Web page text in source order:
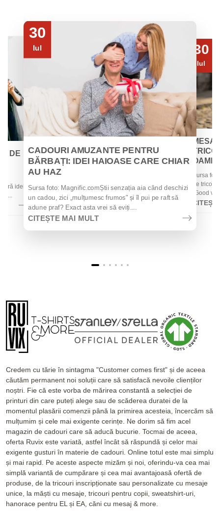
DE
idei
la...
30
Iul
CADOURI AMUZANTE PENTRU
BĂRBAȚI: IDEI HAIOASE CARE CHIAR
AU HAZ
Sursa foto: Magnific.comȘtii senzația aia când deschizi
un cadou, zici „mulțumesc frumos" și îl pui pe raft să
adune praf? Exact asta vrei să eviți....
CITEȘTE MAI MULT
30
Iul
Sursa
de
„Good
Credem cu tărie în sintagma "Customer comes first" și de aceea
căutăm permanent noi soluții care să satisfacă nevoile clienților
noștri. Fie că este vorba de mărirea constantă a selecției de
printuri din care puteți alege sau de scăderea duratei de la
momentul plasării comenzii până la primirea acesteia, încercăm să
mulțumim și cele mai exigente cerințe. Ne dorim să fim acel
magazin de cadouri care să aducă bucurie. Tocmai de aceea,
oferta Ruvix este variată, astfel încât să răspundă și celor mai
exigente gusturi în materie de cadouri. Online totul este mai simplu
și mai rapid. Pe aceste aspecte mizăm și noi, oferindu-va cea mai
simplă variantă de cumpărare și cea mai avantajoasă ofertă de
produse, de la tricouri inscripționate sau personalizate cu mesaje
unice, la măști cu mesaje, tricouri pentru copii, sweatshirt-uri,
hanorace pentru EL și EA, căni cu mesaj & more.